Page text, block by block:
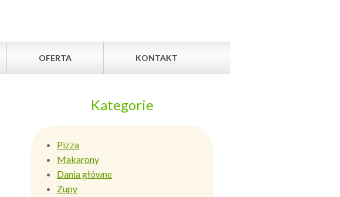
OFERTA KONTAKT
Kategorie
Pizza
Makarony
Dania główne
Zupy